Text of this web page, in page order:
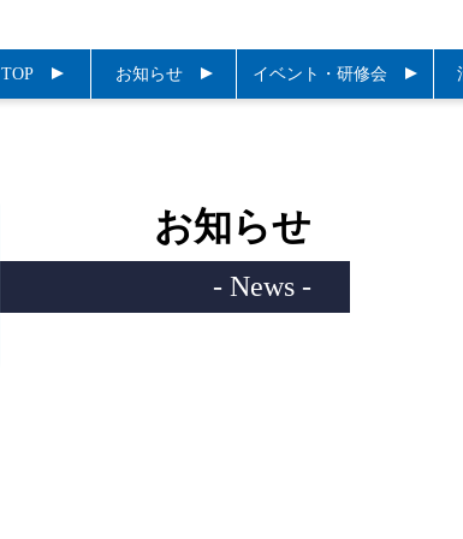
TOP お知らせ イベント・研修会
お知らせ
- News -